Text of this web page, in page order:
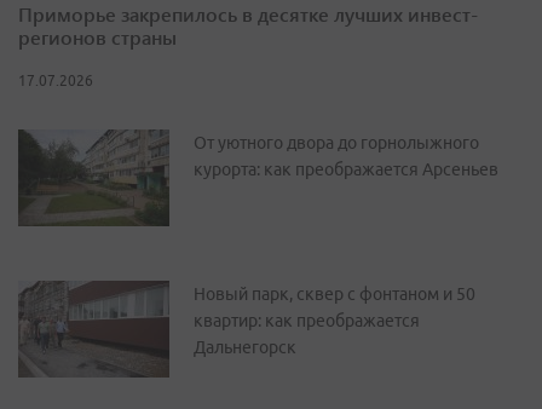
Приморье закрепилось в десятке лучших инвест-
регионов страны
17.07.2026
От уютного двора до горнолыжного
курорта: как преображается Арсеньев
Новый парк, сквер с фонтаном и 50
квартир: как преображается
Дальнегорск